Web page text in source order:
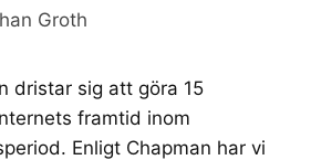
Groth
dristar sig att göra 15
framtid inom
Enligt Chapman har vi